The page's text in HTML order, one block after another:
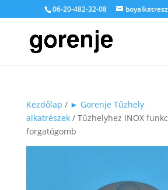
06-20-482-32-08
Kezdőlap / ► Gorenje Tűzhely
alkatrészek/ Tűzhelyhez INOX
forgatógomb